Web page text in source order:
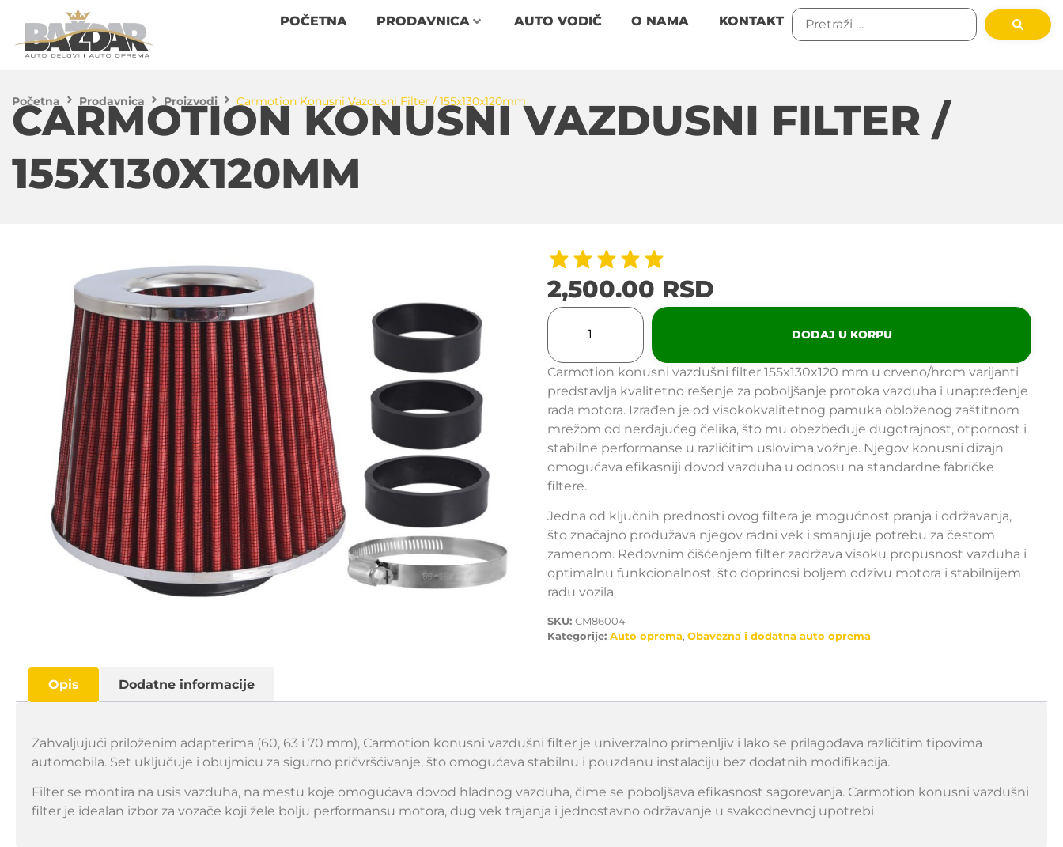
POČETNA PRODAVNICA AUTO VODIČ O NAMA KONTAKT
Početna Prodavnica Proizvodi Carmotion Konusni Vazdusni Filter / 155x130x120mm
CARMOTION KONUSNI VAZDUSNI FILTER /
155X130X120MM
2,500.00 RSD
DODAJ U KORPU
Carmotion konusni vazdušni filter 155x130x120 mm u crveno/hrom varijanti
predstavlja kvalitetno rešenje za poboljšanje protoka vazduha i unapređenje
rada motora. Izrađen je od visokokvalitetnog pamuka obloženog zaštitnom
mrežom od nerđajućeg čelika, što mu obezbeđuje dugotrajnost, otpornost i
stabilne performanse u različitim uslovima vožnje. Njegov konusni dizajn
omogućava efikasniji dovod vazduha u odnosu na standardne fabričke
filtere.
Jedna od ključnih prednosti ovog filtera je mogućnost pranja i održavanja,
što značajno produžava njegov radni vek i smanjuje potrebu za čestom
zamenom. Redovnim čišćenjem filter zadržava visoku propusnost vazduha i
optimalnu funkcionalnost, što doprinosi boljem odzivu motora i stabilnijem
radu vozila
SKU: CM86004
Kategorije: Auto oprema, Obavezna i dodatna auto oprema
Opis Dodatne informacije
Zahvaljujući priloženim adapterima (60, 63 i 70 mm), Carmotion konusni vazdušni filter je univerzalno primenljiv i lako se prilagođava različitim tipovima
automobila. Set uključuje i obujmicu za sigurno pričvršćivanje, što omogućava stabilnu i pouzdanu instalaciju bez dodatnih modifikacija.
Filter se montira na usis vazduha, na mestu koje omogućava dovod hladnog vazduha, čime se poboljšava efikasnost sagorevanja. Carmotion konusni vazdušni
filter je idealan izbor za vozače koji žele bolju performansu motora, dug vek trajanja i jednostavno održavanje u svakodnevnoj upotrebi